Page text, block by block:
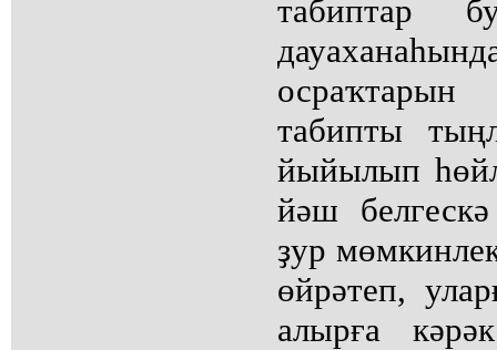
табиптар
табипты
йыйылып
йәш
ҙур
өйрәтеп,
алырға